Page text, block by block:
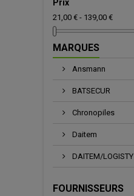
Prix
21,00 € - 139,00 €
MARQUES
Ansmann
BATSECUR
Chronopiles
Daitem
DAITEM/LOGISTY
FOURNISSEURS